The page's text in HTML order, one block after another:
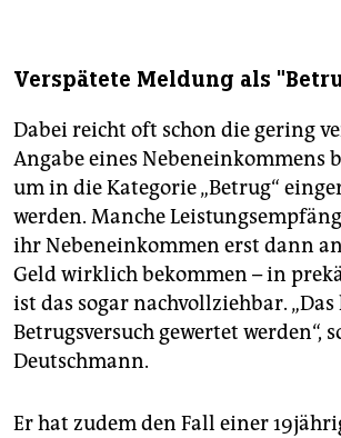
Verspätete Meldung als
Dabei reicht oft schon die gering
Angabe eines Nebeneinkommens
um in die Kategorie „Betrug“
werden. Manche
ihr Nebeneinkommen erst dann
Geld wirklich bekommen – in
ist das sogar nachvollziehbar.
Betrugsversuch gewertet werden“,
Deutschmann.
Er hat zudem den Fall einer